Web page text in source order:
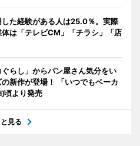
た経験がある人は25.0％。実際
は「テレビCM」「チラシ」「店
ぐらし」からパン屋さん気分をい
新作が登場！ 「いつでもベーカ
頃より発売
見る